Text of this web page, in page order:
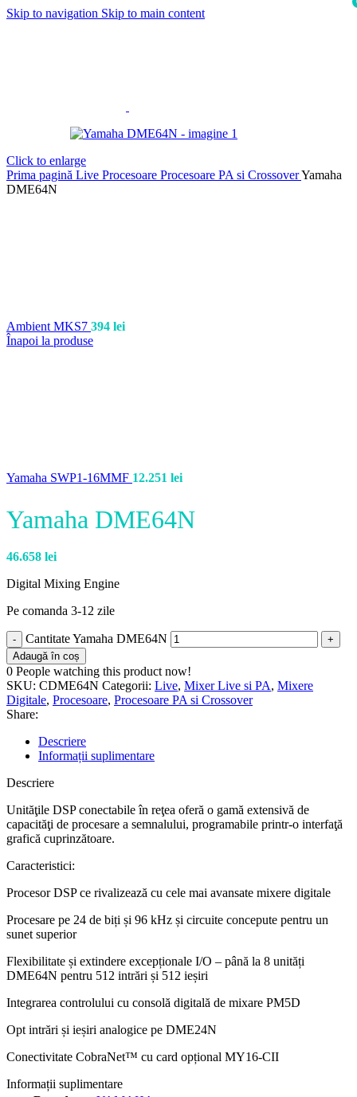
Skip to navigation Skip to main content
Click to enlarge
Prima pagină Live Procesoare Procesoare PA si CrossoverYamaha
DME64N
Ambient MKS7 394 lei
Înapoi la produse
Yamaha SWP1-16MMF 12.251 lei
Yamaha DME64N
46.658 lei
Digital Mixing Engine
Pe comanda 3-12 zile
Cantitate Yamaha DME64N
Adaugă în coș
0 People watching this product now!
SKU: CDME64N Categorii: Live, Mixer Live si PA, Mixere
Digitale, Procesoare, Procesoare PA si Crossover
Share:
Descriere
Informații suplimentare
Descriere
Unităţile DSP conectabile în reţea oferă o gamă extensivă de
capacităţi de procesare a semnalului, programabile printr-o interfaţă
grafică cuprinzătoare.
Caracteristici:
Procesor DSP ce rivalizează cu cele mai avansate mixere digitale
Procesare pe 24 de biți și 96 kHz și circuite concepute pentru un
sunet superior
Flexibilitate și extindere excepționale I/O – până la 8 unități
DME64N pentru 512 intrări și 512 ieșiri
Integrarea controlului cu consolă digitală de mixare PM5D
Opt intrări și ieșiri analogice pe DME24N
Conectivitate CobraNet™ cu card opțional MY16-CII
Informații suplimentare